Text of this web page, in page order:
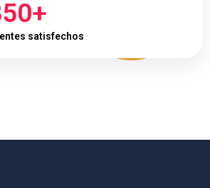
satisfechos